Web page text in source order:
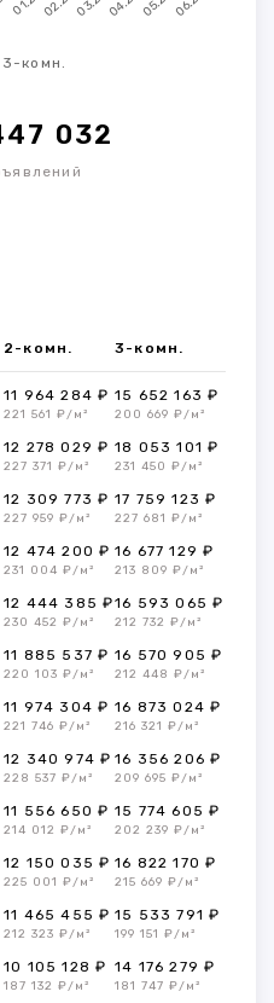
3-комн.
032
2-комн. 3-комн.
11 964 284 ₽
221 561 ₽/м²
15 652 163 ₽
200 669 ₽/м²
12 278 029 ₽
227 371 ₽/м²
18 053 101 ₽
231 450 ₽/м²
12 309 773 ₽
227 959 ₽/м²
17 759 123 ₽
227 681 ₽/м²
12 474 200 ₽
231 004 ₽/м²
16 677 129 ₽
213 809 ₽/м²
12 444 385 ₽
230 452 ₽/м²
16 593 065 ₽
212 732 ₽/м²
11 885 537 ₽
220 103 ₽/м²
16 570 905 ₽
212 448 ₽/м²
11 974 304 ₽
221 746 ₽/м²
16 873 024 ₽
216 321 ₽/м²
12 340 974 ₽
228 537 ₽/м²
16 356 206 ₽
209 695 ₽/м²
11 556 650 ₽
214 012 ₽/м²
15 774 605 ₽
202 239 ₽/м²
12 150 035 ₽
225 001 ₽/м²
16 822 170 ₽
215 669 ₽/м²
11 465 455 ₽
212 323 ₽/м²
15 533 791 ₽
199 151 ₽/м²
10 105 128 ₽
187 132 ₽/м²
14 176 279 ₽
181 747 ₽/м²